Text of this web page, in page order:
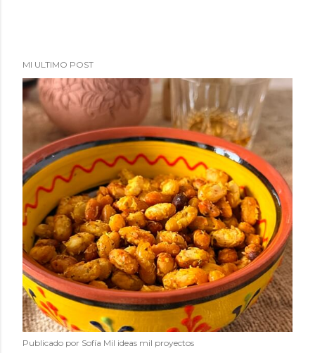
MI ULTIMO POST
Publicado por Sofía Mil ideas mil proyectos